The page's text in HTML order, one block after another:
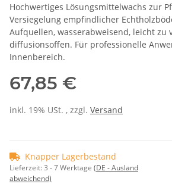
Hochwertiges Lösungsmittelwachs zur
Versiegelung empfindlicher
Aufquellen, wasserabweisend, leicht zu
diffusionsoffen. Für professionelle
Innenbereich.
67,85 €
inkl. 19% USt. , zzgl. Versand
Knapper Lagerbestand
Lieferzeit:3 - 7 Werktage (DE - Ausland
abweichend)